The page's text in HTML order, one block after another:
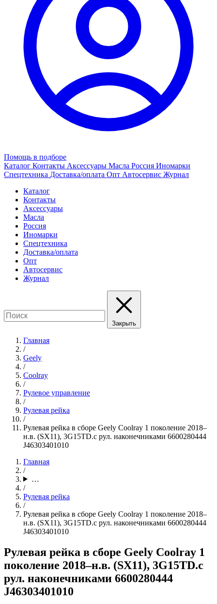
Помощь в подборе
Каталог Контакты Аксессуары Масла Россия Иномарки
Спецтехника Доставка/оплата Опт Автосервис Журнал
Каталог
Контакты
Аксессуары
Масла
Россия
Иномарки
Спецтехника
Доставка/оплата
Опт
Автосервис
Журнал
Закрыть
Главная
/
Geely
/
Coolray
/
Рулевое управление
/
Рулевая рейка
/
Рулевая рейка в сборе Geely Coolray 1 поколение 2018–
н.в. (SX11), 3G15TD.с рул. наконечниками 6600280444
J46303401010
Главная
/
…
/
Рулевая рейка
/
Рулевая рейка в сборе Geely Coolray 1 поколение 2018–
н.в. (SX11), 3G15TD.с рул. наконечниками 6600280444
J46303401010
Рулевая рейка в сборе Geely Coolray 1
поколение 2018–н.в. (SX11), 3G15TD.с
рул. наконечниками 6600280444
J46303401010